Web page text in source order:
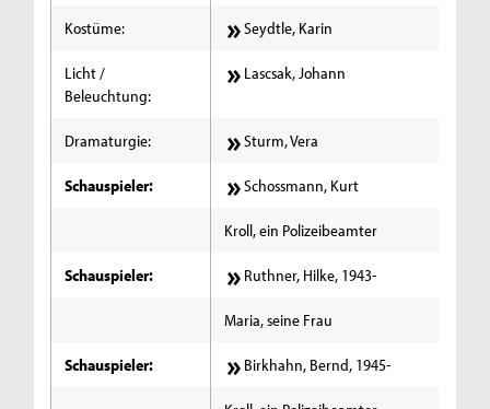
Kostüme: Seydtle, Karin
Licht /
Beleuchtung:
Lascsak, Johann
Dramaturgie: Sturm, Vera
Schauspieler: Schossmann, Kurt
Kroll, ein Polizeibeamter
Schauspieler: Ruthner, Hilke, 1943-
Maria, seine Frau
Schauspieler: Birkhahn, Bernd, 1945-